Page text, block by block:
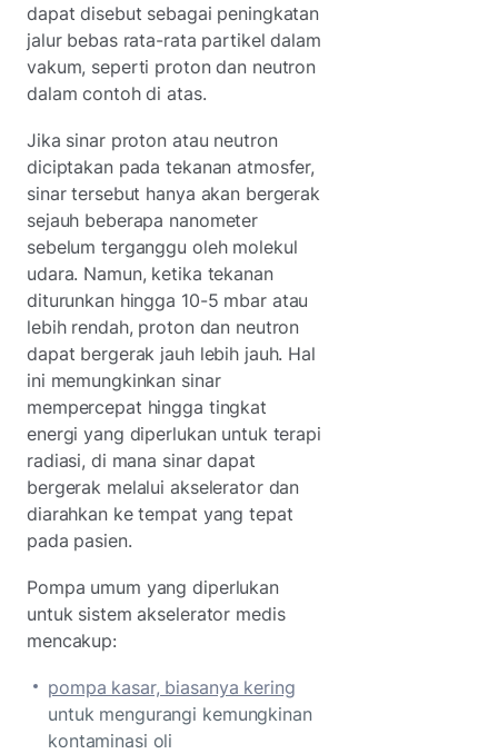
dapat disebut sebagai peningkatan
jalur bebas rata-rata partikel dalam
vakum, seperti proton dan neutron
dalam contoh di atas.
Jika sinar proton atau neutron
diciptakan pada tekanan atmosfer,
sinar tersebut hanya akan bergerak
sejauh beberapa nanometer
sebelum terganggu oleh molekul
udara. Namun, ketika tekanan
diturunkan hingga 10-5 mbar atau
lebih rendah, proton dan neutron
dapat bergerak jauh lebih jauh. Hal
ini memungkinkan sinar
mempercepat hingga tingkat
energi yang diperlukan untuk terapi
radiasi, di mana sinar dapat
bergerak melalui akselerator dan
diarahkan ke tempat yang tepat
pada pasien.
Pompa umum yang diperlukan
untuk sistem akselerator medis
mencakup:
pompa kasar, biasanya kering
untuk mengurangi kemungkinan
kontaminasi oli